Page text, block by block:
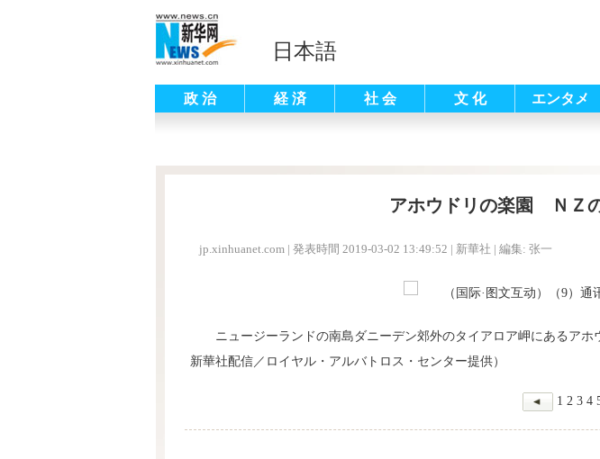
日本語
政 治 経 済 社 会 文 化 エンタメ
アホウドリの楽園 ＮＺ
jp.xinhuanet.com | 発表時間 2019-03-02 13:49:52 | 新華社 | 編集: 张一
ニュージーランドの南島ダニーデン郊外のタイアロア岬にあるア
新華社配信／ロイヤル・アルバトロス・センター提供）
1 2 3 4